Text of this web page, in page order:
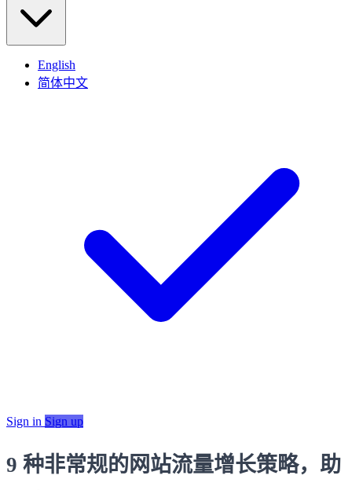
English
简体中文
Sign in Sign up
9 种非常规的网站流量增长策略，助